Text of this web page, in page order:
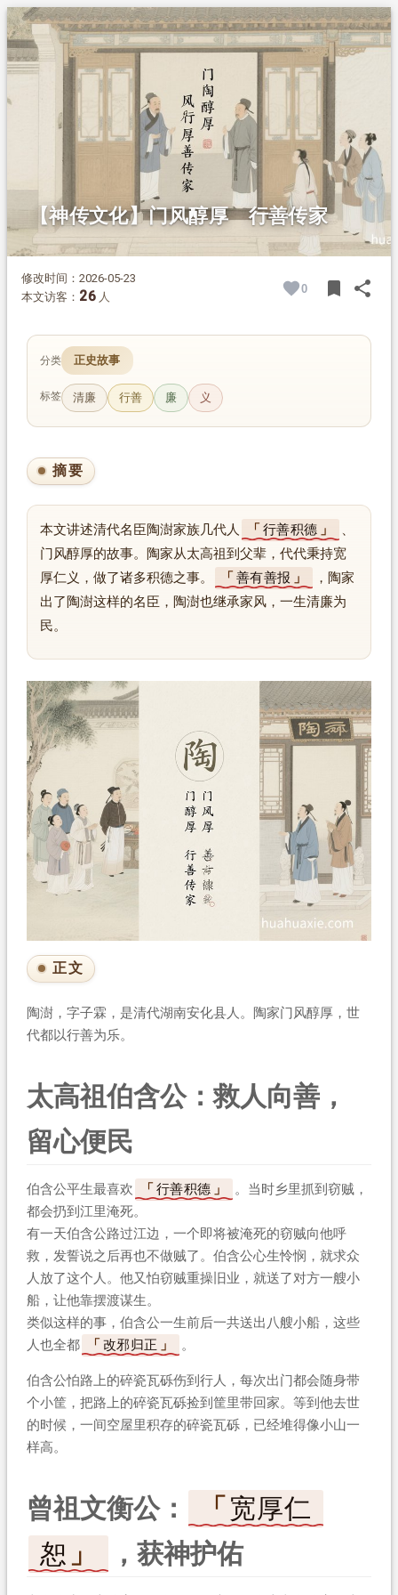
1.摘要
2.正文
2.1.太高祖伯含公：救人向善，留心便民
曾祖文衡公：宽厚仁恕，获神护佑
祖父寅亮公：拾金不昧，不贪分毫
2.4.
善有善报，家风传承
【神传文化】门风醇厚 行善传家
修改时间：2026-05-23
本文访客： 26 人
0 bookmark share
分类 正史故事
标签 清廉 行善 廉 义
摘要
本文讲述清代名臣陶澍家族几代人 行善积德
、
门风醇厚的故事。陶家从太高祖到父辈，代代秉持宽
厚仁义，做了诸多积德之事。
善有善报
，陶家
出了陶澍这样的名臣，陶澍也继承家风，一生清廉为
民。
正文
陶澍，字子霖，是清代湖南安化县人。陶家门风醇厚，世
代都以行善为乐。
太高祖伯含公：救人向善，
留心便民
伯含公平生最喜欢 行善积德
。当时乡里抓到窃贼，
都会扔到江里淹死。
有一天伯含公路过江边，一个即将被淹死的窃贼向他呼
救，发誓说之后再也不做贼了。伯含公心生怜悯，就求众
人放了这个人。他又怕窃贼重操旧业，就送了对方一艘小
船，让他靠摆渡谋生。
类似这样的事，伯含公一生前后一共送出八艘小船，这些
人也全都
改邪归正 。
伯含公怕路上的碎瓷瓦砾伤到行人，每次出门都会随身带
个小筐，把路上的碎瓷瓦砾捡到筐里带回家。等到他去世
的时候，一间空屋里积存的碎瓷瓦砾，已经堆得像小山一
样高。
曾祖文衡公：
宽厚仁
恕
，获神护佑